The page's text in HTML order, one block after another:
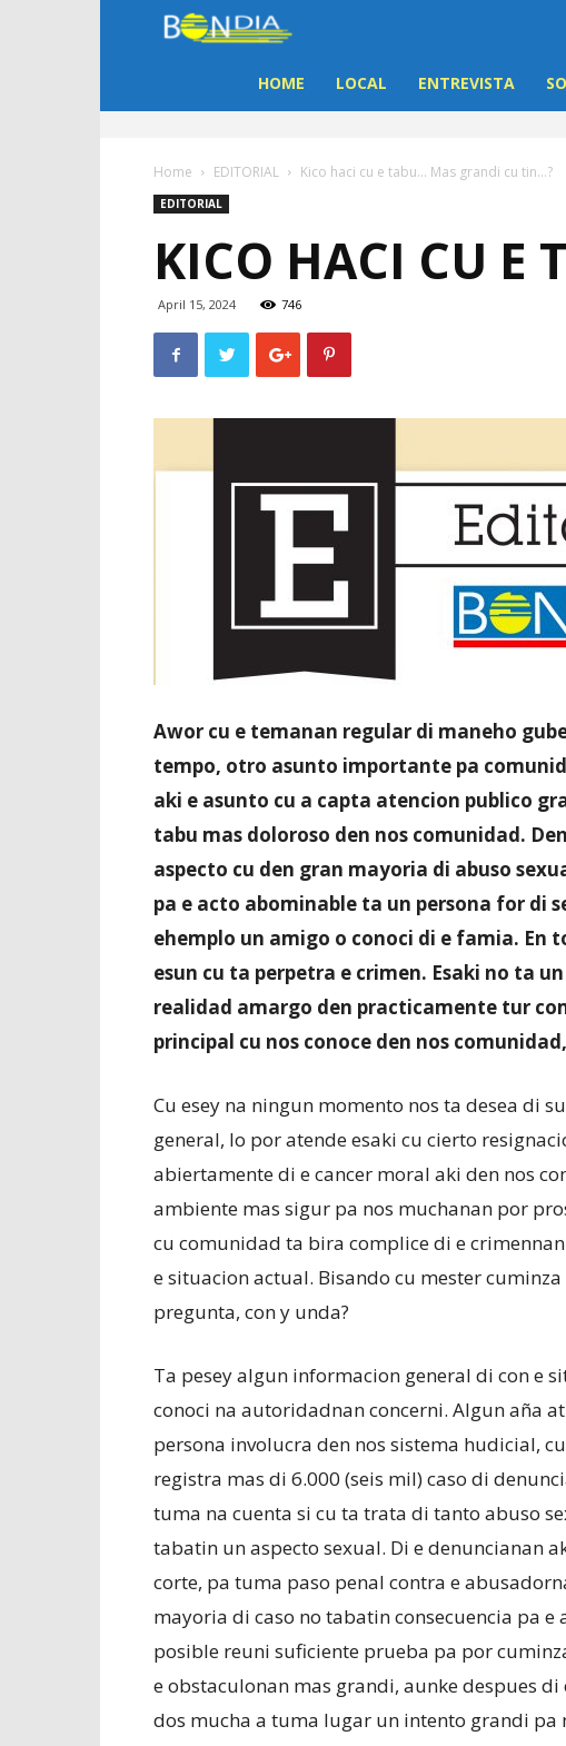
Dia
Noticia
di
Aruba
HOME LOCAL ENTREVISTA
Home EDITORIAL Kico haci cu e tabu… Mas grandi cu tin…?
EDITORIAL
KICO HACI CU
April 15, 2024 746
Awor cu e temanan regular di maneho
tempo, otro asunto importante pa
aki e asunto cu a capta atencion publico
tabu mas doloroso den nos comunidad.
aspecto cu den gran mayoria di abuso
pa e acto abominable ta un persona for di
ehemplo un amigo o conoci di e famia. En
esun cu ta perpetra e crimen. Esaki no ta
realidad amargo den practicamente tur
principal cu nos conoce den nos
Cu esey na ningun momento nos ta desea di
general, lo por atende esaki cu cierto
abiertamente di e cancer moral aki den nos
ambiente mas sigur pa nos muchanan por
cu comunidad ta bira complice di e
e situacion actual. Bisando cu mester
pregunta, con y unda?
Ta pesey algun informacion general di con e
conoci na autoridadnan concerni. Algun aña
persona involucra den nos sistema hudicial,
registra mas di 6.000 (seis mil) caso di
tuma na cuenta si cu ta trata di tanto abuso
tabatin un aspecto sexual. Di e denuncianan
corte, pa tuma paso penal contra e
mayoria di caso no tabatin consecuencia pa
posible reuni suficiente prueba pa por
e obstaculonan mas grandi, aunke despues
dos mucha a tuma lugar un intento grandi